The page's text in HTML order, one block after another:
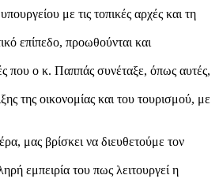
με τις τοπικές αρχές και τη
επίπεδο, προωθούνται και
που ο κ. Παππάς συνέταξε, όπως αυτές,
της οικονομίας και του τουρισμού, με
μας βρίσκει να διευθετούμε τον
εμπειρία του πως λειτουργεί η